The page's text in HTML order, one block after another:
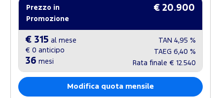
Prezzo in
Promozione
€ 20.900
€ 315 al mese
€ 0 anticipo
36 mesi
TAN 4,95 %
TAEG 6,40 %
Rata finale € 12.540
Modifica quota mensile